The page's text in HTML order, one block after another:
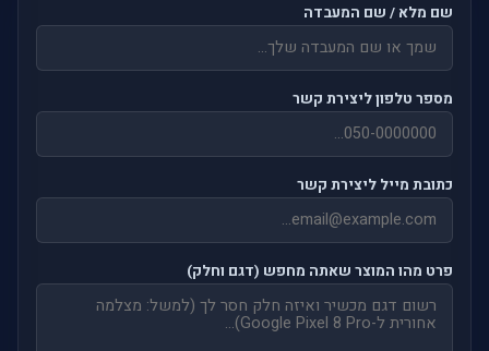
שם מלא / שם המעבדה
מספר טלפון ליצירת קשר
כתובת מייל ליצירת קשר
פרט מהו המוצר שאתה מחפש (דגם וחלק)